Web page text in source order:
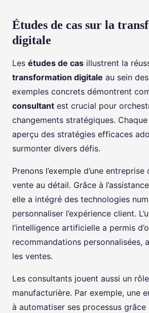
Études de cas sur la
digitale
Les études de cas illustrent la
transformation digitale au sein
exemples concrets démontrent
consultant est crucial pour
changements stratégiques.
aperçu des stratégies efficaces
surmonter divers défis.
Prenons l’exemple d’une
vente au détail. Grâce à
elle a intégré des technologies
personnaliser l’expérience client.
l’intelligence artificielle a permis
recommandations personnalisées,
les ventes.
Les consultants jouent aussi un
manufacturière. Par exemple, une
à automatiser ses processus grâce